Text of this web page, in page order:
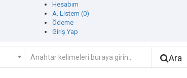
Hesabım
A. Listem (0)
Ödeme
Giriş Yap
Ara